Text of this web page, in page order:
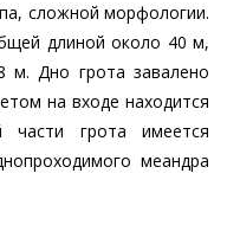
сложной морфологии.
длиной около 40 м,
Дно грота завалено
на входе находится
части грота имеется
меандра